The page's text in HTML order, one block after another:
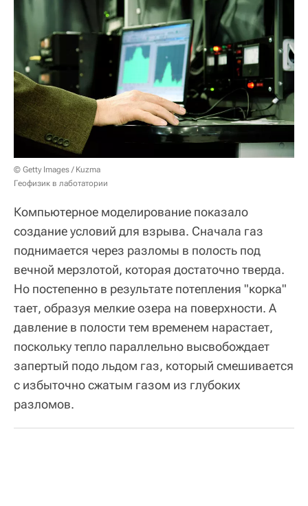
© Getty Images / Kuzma
Геофизик в лаботатории
Компьютерное моделирование показало
создание условий для взрыва. Сначала газ
поднимается через разломы в полость под
вечной мерзлотой, которая достаточно тверда.
Но постепенно в результате потепления "корка"
тает, образуя мелкие озера на поверхности. А
давление в полости тем временем нарастает,
поскольку тепло параллельно высвобождает
запертый подо льдом газ, который смешивается
с избыточно сжатым газом из глубоких
разломов.